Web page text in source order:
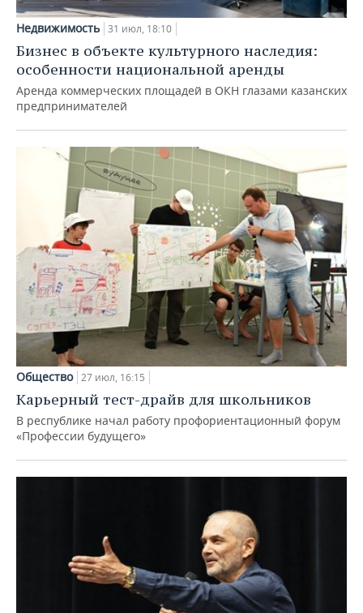
Недвижимость 31 июл, 18:10
Бизнес в объекте культурного наследия:
особенности национальной аренды
Аренда коммерческих площадей в ОКН глазами казанских
предпринимателей
Общество 27 июл, 16:15
Карьерный тест-драйв для школьников
В республике начал работу профориентационный форум
«Профессии будущего»